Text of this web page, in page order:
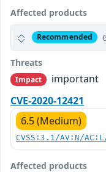
Affected products
Recommended
Threats
Impact
important
CVE-2020-12421
6.5 (Medium)
CVSS:3.1/AV:N/
Affected products